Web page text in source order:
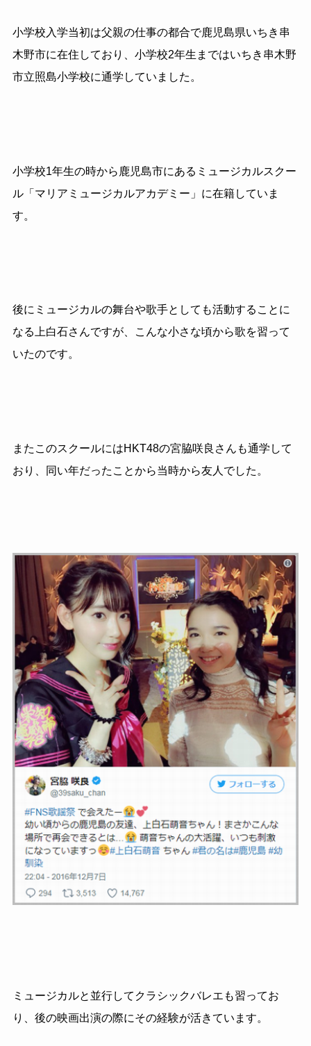
小学校入学当初は父親の仕事の都合で鹿児島県いちき串
木野市に在住しており、小学校2年生まではいちき串木野
市立照島小学校に通学していました。
小学校1年生の時から鹿児島市にあるミュージカルスクー
ル「マリアミュージカルアカデミー」に在籍していま
す。
後にミュージカルの舞台や歌手としても活動することに
なる上白石さんですが、こんな小さな頃から歌を習って
いたのです。
またこのスクールにはHKT48の宮脇咲良さんも通学して
おり、同い年だったことから当時から友人でした。
ミュージカルと並行してクラシックバレエも習ってお
り、後の映画出演の際にその経験が活きています。